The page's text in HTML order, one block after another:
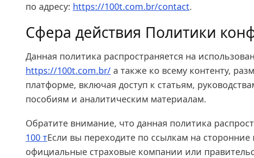
по адресу: https://100t.com.br/contact.
Сфера действия Политики
Данная политика распространяется на
https://100t.com.br/ а также ко всему контенту,
платформе, включая доступ к статьям,
пособиям и аналитическим материалам.
Обратите внимание, что данная политика
100 тЕсли вы переходите по ссылкам на
официальные страховые компании или